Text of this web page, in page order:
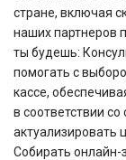
стране, включая
наших партнеров
ты будешь:
помогать с
кассе,
в соответствии
актуализировать
Собирать онлайн-